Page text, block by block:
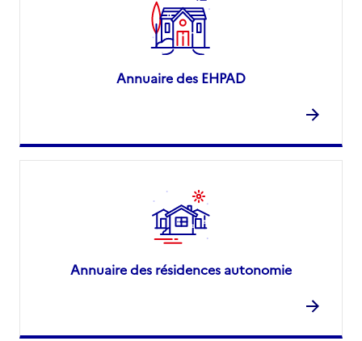
Annuaire des EHPAD
Annuaire des résidences autonomie